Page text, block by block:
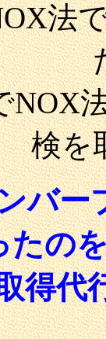
法
NOX
検を
バー
たの
得代